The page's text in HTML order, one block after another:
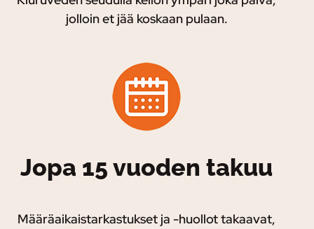
jolloin et jää koskaan pulaan.
Jopa 15 vuoden takuu
Määräaikaistarkastukset ja -huollot takaavat,